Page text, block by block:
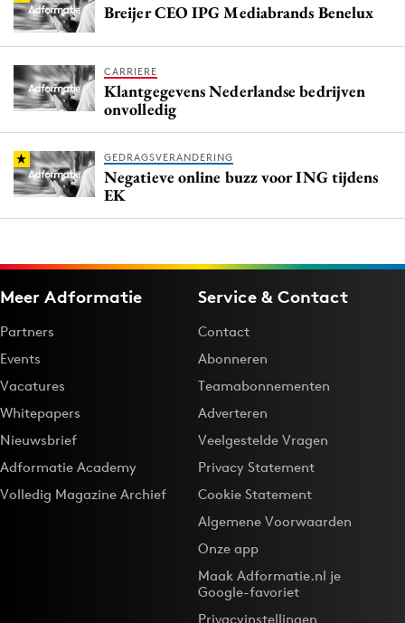
Breijer CEO IPG Mediabrands Benelux
CARRIERE
Klantgegevens Nederlandse bedrijven
onvolledig
GEDRAGSVERANDERING
Negatieve online buzz voor ING tijdens
EK
Meer Adformatie
Partners
Events
Vacatures
Whitepapers
Nieuwsbrief
Adformatie Academy
Volledig Magazine Archief
Service & Contact
Contact
Abonneren
Teamabonnementen
Adverteren
Veelgestelde Vragen
Privacy Statement
Cookie Statement
Algemene Voorwaarden
Onze app
Maak Adformatie.nl je
Google-favoriet
Privacyinstellingen